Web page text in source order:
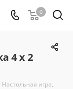
0
4 х 2
Настольная игра,